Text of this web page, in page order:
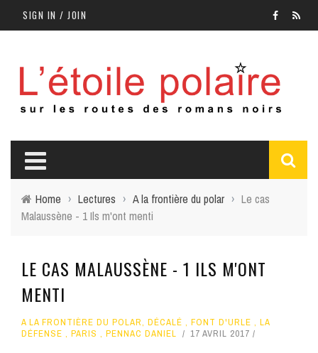
SIGN IN / JOIN
Home › Lectures › A la frontière du polar › Le cas
Malaussène - 1 Ils m'ont menti
LE CAS MALAUSSÈNE - 1 ILS M'ONT
MENTI
A LA FRONTIÈRE DU POLAR, DÉCALÉ , FONT D'URLE , LA
DÉFENSE , PARIS , PENNAC DANIEL 17 AVRIL 2017